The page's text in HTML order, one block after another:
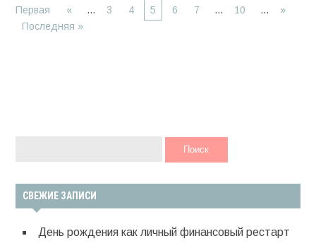
Первая
« ... 3 4 5 6 7 ... 10 ...
»
Последняя »
СВЕЖИЕ ЗАПИСИ
День рождения как личный финансовый рестарт